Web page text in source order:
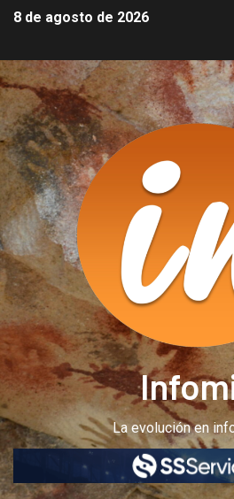
8 de agosto de 2026
La evolución en